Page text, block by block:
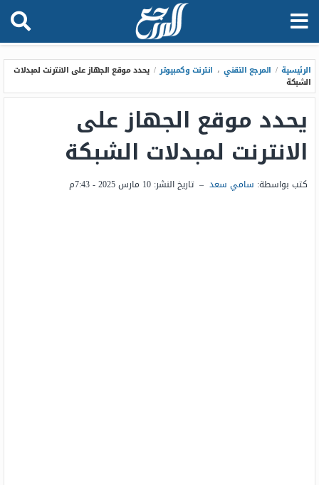
الرئيسية / المرجع التقني ، انترنت وكمبيوتر / يحدد موقع الجهاز على الانترنت لمبدلات
الشبكة
يحدد موقع الجهاز على
الانترنت لمبدلات الشبكة
كتب بواسطة: سامي سعد – تاريخ النشر: 10 مارس 2025 - 7:43م